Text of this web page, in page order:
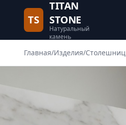
TS
TITAN
STONE
Натуральный
камень
Главная/Изделия/